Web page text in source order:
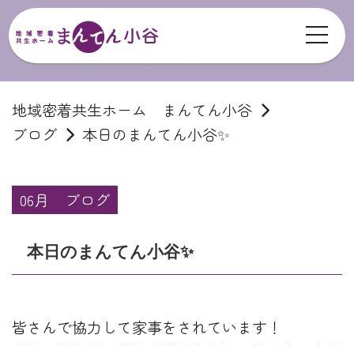
地域密着共生ホーム まんてん小谷
ブログ
本日のまんてん小谷✨
06月 ブログ
本日のまんてん小谷✨
皆さんで協力して家事をされています！